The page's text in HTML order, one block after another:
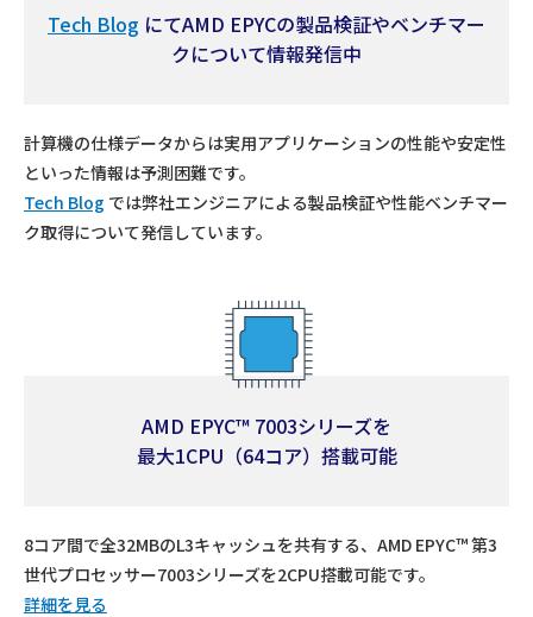
Tech Blog にてAMD EPYCの製品検証やベンチマー
クについて情報発信中
計算機の仕様データからは実用アプリケーションの性能や安定性
といった情報は予測困難です。
Tech Blog では弊社エンジニアによる製品検証や性能ベンチマー
ク取得について発信しています。
AMD EPYC™ 7003シリーズを
最大1CPU（64コア）搭載可能
8コア間で全32MBのL3キャッシュを共有する、AMD EPYC™ 第3
世代プロセッサー7003シリーズを2CPU搭載可能です。
詳細を見る